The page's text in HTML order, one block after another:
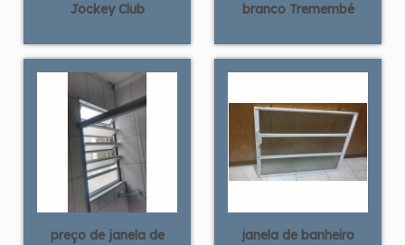
Jockey Club
branco Tremembé
preço de janela de
janela de banheiro